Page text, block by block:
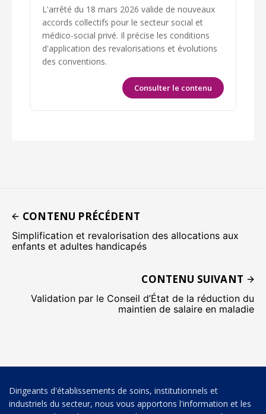
L'arrêté du 18 mars 2026 valide de nouveaux
accords collectifs pour le secteur social et
médico-social privé. Il précise les conditions
d'application des revalorisations et évolutions
des conventions.
Consulter le contenu
CONTENU PRÉCÉDENT
Simplification et revalorisation des allocations aux
enfants et adultes handicapés
CONTENU SUIVANT
Validation par le Conseil d’État de la réduction du
maintien de salaire en maladie
Dirigeants d'établissements de soins, institutionnels et
industriels du secteur, nous vous apportons l'information et les